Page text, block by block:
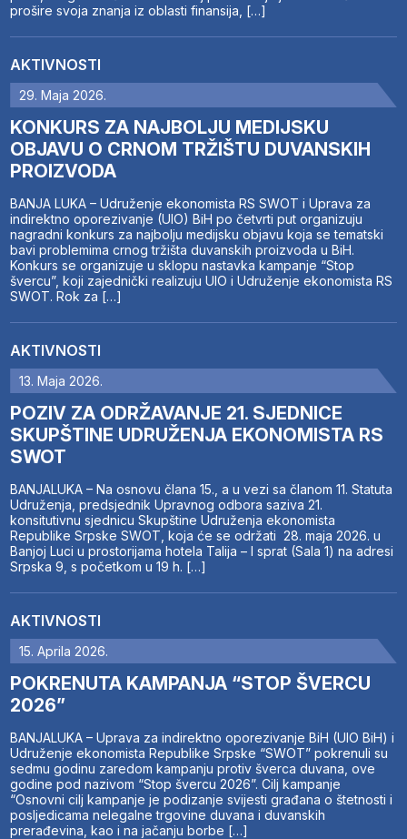
prošire svoja znanja iz oblasti finansija, […]
AKTIVNOSTI
29. Maja 2026.
KONKURS ZA NAJBOLJU MEDIJSKU
OBJAVU O CRNOM TRŽIŠTU DUVANSKIH
PROIZVODA
BANJA LUKA – Udruženje ekonomista RS SWOT i Uprava za
indirektno oporezivanje (UIO) BiH po četvrti put organizuju
nagradni konkurs za najbolju medijsku objavu koja se tematski
bavi problemima crnog tržišta duvanskih proizvoda u BiH.
Konkurs se organizuje u sklopu nastavka kampanje “Stop
švercu”, koji zajednički realizuju UIO i Udruženje ekonomista RS
SWOT. Rok za […]
AKTIVNOSTI
13. Maja 2026.
POZIV ZA ODRŽAVANJE 21. SJEDNICE
SKUPŠTINE UDRUŽENJA EKONOMISTA RS
SWOT
BANJALUKA – Na osnovu člana 15., a u vezi sa članom 11. Statuta
Udruženja, predsjednik Upravnog odbora saziva 21.
konsitutivnu sjednicu Skupštine Udruženja ekonomista
Republike Srpske SWOT, koja će se održati 28. maja 2026. u
Banjoj Luci u prostorijama hotela Talija – I sprat (Sala 1) na adresi
Srpska 9, s početkom u 19 h. […]
AKTIVNOSTI
15. Aprila 2026.
POKRENUTA KAMPANJA “STOP ŠVERCU
2026”
BANJALUKA – Uprava za indirektno oporezivanje BiH (UIO BiH) i
Udruženje ekonomista Republike Srpske “SWOT” pokrenuli su
sedmu godinu zaredom kampanju protiv šverca duvana, ove
godine pod nazivom “Stop švercu 2026”. Cilj kampanje
“Osnovni cilj kampanje je podizanje svijesti građana o štetnosti i
posljedicama nelegalne trgovine duvana i duvanskih
prerađevina, kao i na jačanju borbe […]